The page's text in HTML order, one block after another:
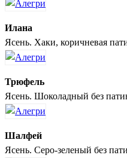
Илана
Ясень. Хаки, коричневая
Трюфель
Ясень. Шоколадный без
Шалфей
Ясень. Серо-зеленый без